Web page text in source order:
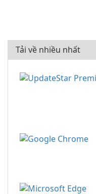
Tải về nhiều nhất